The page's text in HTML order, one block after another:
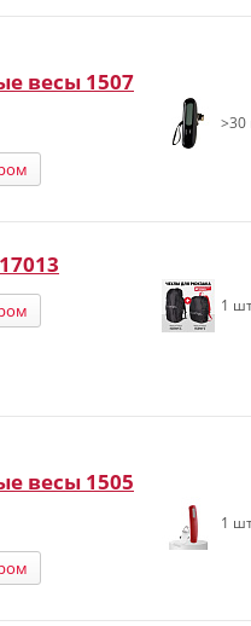
весы 1507
>30
1
весы 1505
1